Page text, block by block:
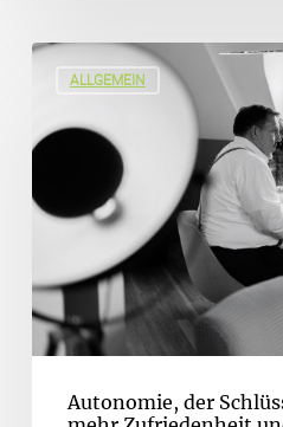
ALLGEMEIN
Autonomie, der